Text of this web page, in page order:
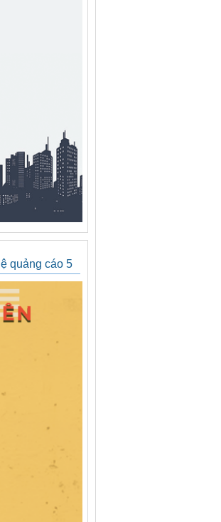
quảng cáo 5